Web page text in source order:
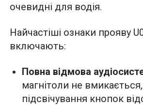
очевидні для водія.
Найчастіші ознаки прояву
включають:
Повна відмова
магнітоли не вмикається,
підсвічування кнопок